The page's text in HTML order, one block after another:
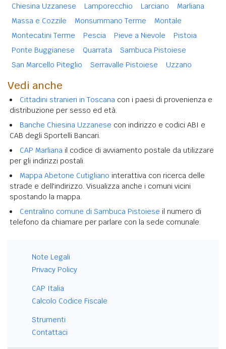
Chiesina Uzzanese
Lamporecchio Larciano
Marliana
Massa e Cozzile
Monsummano Terme
Montale
Montecatini Terme
Pescia Pieve a Nievole
Pistoia
Ponte Buggianese
Quarrata
Sambuca Pistoiese
San Marcello Piteglio
Serravalle Pistoiese Uzzano
Vedi anche
Cittadini stranieri in Toscana con i paesi di provenienza e
distribuzione per sesso ed età.
Banche Chiesina Uzzanese con indirizzo e codici ABI e
CAB degli Sportelli Bancari.
CAP Marliana il codice di avviamento postale da utilizzare
per gli indirizzi postali.
Mappa Abetone Cutigliano interattiva con ricerca delle
strade e dell'indirizzo. Visualizza anche i comuni vicini
spostando la mappa.
Centralino comune di Sambuca Pistoiese il numero di
telefono da chiamare per parlare con la sede comunale.
Note Legali
Privacy Policy
CAP Italia
Calcolo Codice Fiscale
Strumenti
Contattaci